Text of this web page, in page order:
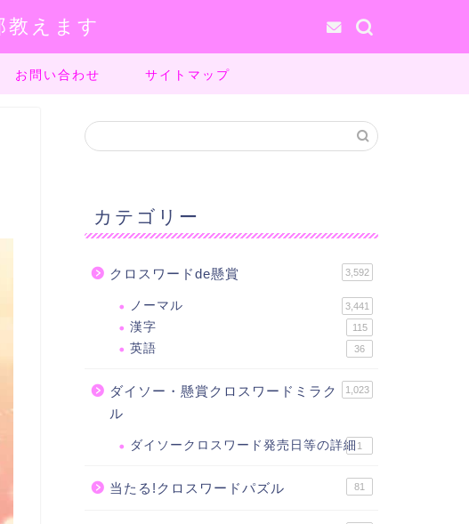
教えます
お問い合わせ サイトマップ
カテゴリー
クロスワードde懸賞 3,592
ノーマル 3,441
漢字 115
英語 36
ダイソー・懸賞クロスワードミラク
ル
1,023
ダイソークロスワード発売日等の詳細 1
当たる!クロスワードパズル 81